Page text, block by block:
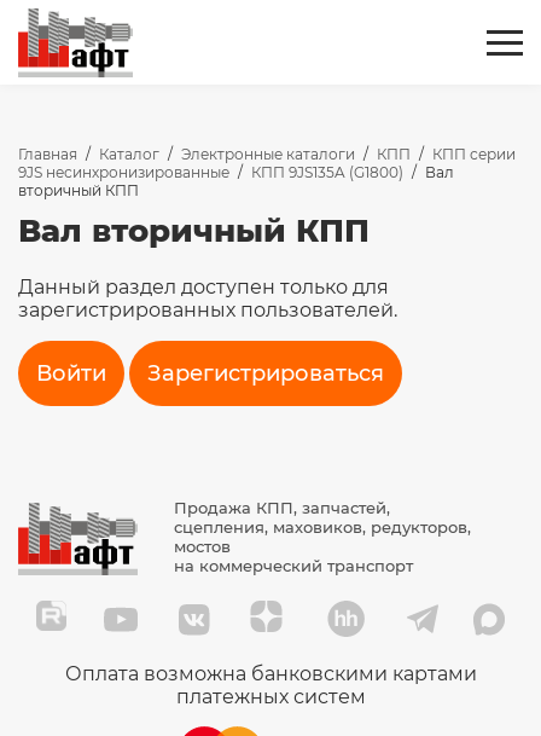
Главная / Каталог / Электронные каталоги / КПП / КПП серии
9JS несинхронизированные / КПП 9JS135A (G1800) / Вал
вторичный КПП
Вал вторичный КПП
Данный раздел доступен только для
зарегистрированных пользователей.
Войти Зарегистрироваться
Продажа КПП, запчастей,
сцепления, маховиков, редукторов,
мостов
на коммерческий транспорт
Оплата возможна банковскими картами
платежных систем